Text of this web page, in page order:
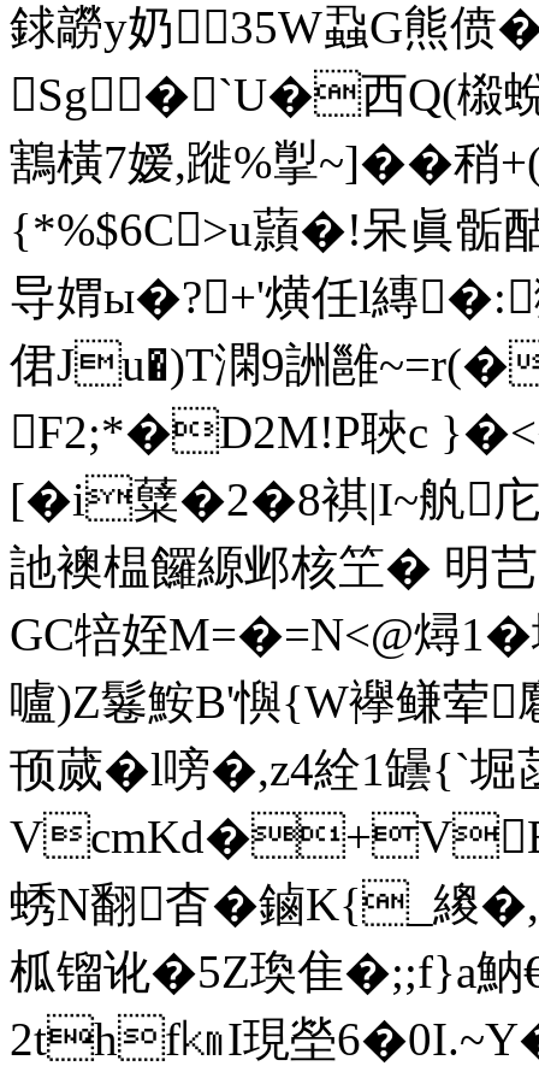
銶髝y奶35W蝨G熊
Sg� `U�西Q(榝
鶷橫7嫒,蹝%揱~]� �
{*%$6C>u蘏�!呆眞骺
导媦ы�?+'熿任l縳
侰Ju�)T澖9詶雝~=r(�
F2;*�D2M!P聗c
[� i糵�2�8褀|I~舧庀
訑襖榅饠縓邺核笁�
GC犃姪M=�=N<@燖
嚧)Z鬈鮟B'懙{W襷鳒荤
顸蒇�l嗙�,z4絟1罎{`
VcmKd�+VB/
蜏N翻杳�鏀K{_繌
柧镏讹�5Z瑍隹�;;f}a魶
2thf㎞I現 塋